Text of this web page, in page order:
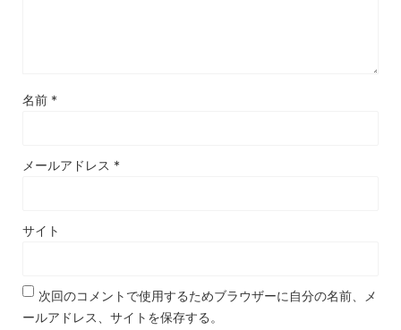
名前 *
メールアドレス *
サイト
次回のコメントで使用するためブラウザーに自分の名前、メ
ールアドレス、サイトを保存する。